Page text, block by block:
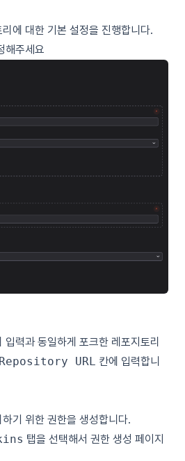
에 대한 기본 설정을 진행합니다.
해주세요
력과 동일하게 포크한 레포지토리
Repository URL 칸에 입력합니
기 위한 권한을 생성합니다.
탭을 선택해서 권한 생성 페이지